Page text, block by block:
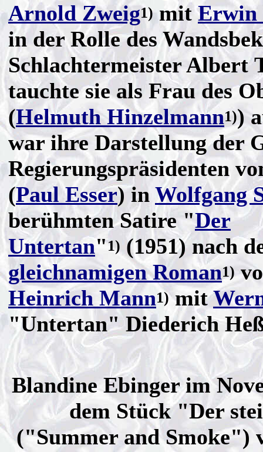
Arnold Zweig1)mitErwin
in der Rolle des
Schlachtermeister Albert
tauchte sie als Frau des
(Helmuth Hinzelmann1))
war ihre Darstellung der
Regierungspräsidenten
(Paul Esser) in Wolfgang
berühmten Satire "Der
Untertan"1) (1951) nach
gleichnamigen Roman1)
Heinrich Mann1)mit
"Untertan" Diederich
Blandine Ebinger im
dem Stück "Der
("Summer and Smoke")